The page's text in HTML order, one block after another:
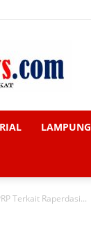
LAMPUNG
Terkait Raperdasi...